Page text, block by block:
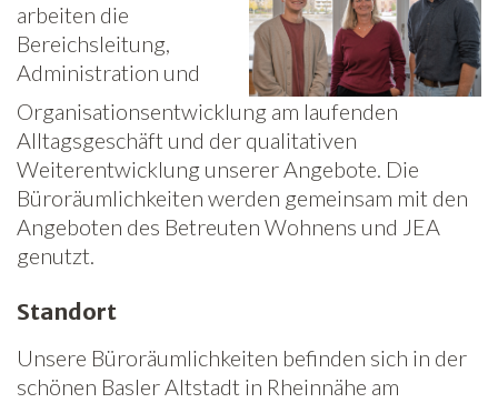
Spenden
Jobs
Freiwilligenarbeit
News
Newsletter
arbeiten die
Bereichsleitung,
Administration und
Organisationsentwicklung am laufenden
Alltagsgeschäft und der qualitativen
Weiterentwicklung unserer Angebote. Die
Büroräumlichkeiten werden gemeinsam mit den
Angeboten des Betreuten Wohnens und JEA
genutzt.
Standort
Unsere Büroräumlichkeiten befinden sich in der
schönen Basler Altstadt in Rheinnähe am